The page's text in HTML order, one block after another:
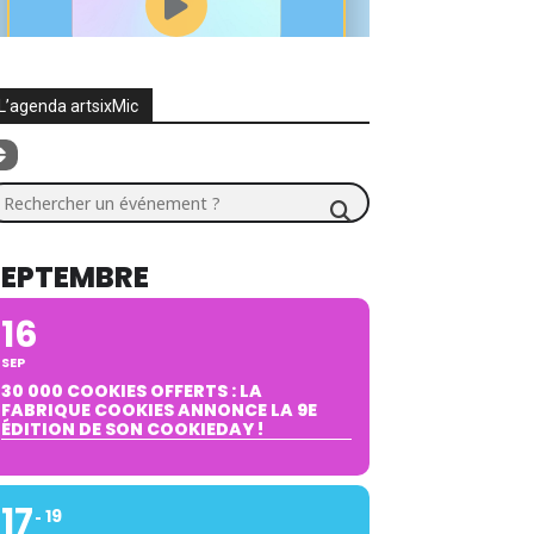
artsixMic
un événement ?
16
SEP
30 000 COOKIES OFFERTS : LA
FABRIQUE COOKIES ANNONCE LA 9E
ÉDITION DE SON COOKIEDAY !
17 19